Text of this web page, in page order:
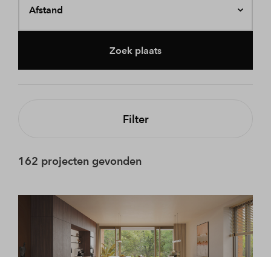
Afstand
Zoek plaats
Filter
162 projecten gevonden